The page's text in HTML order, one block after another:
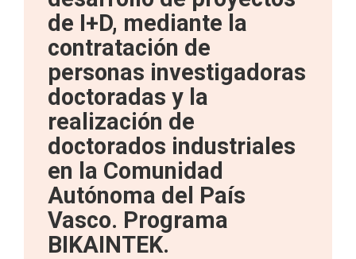
de I+D, mediante la
contratación de
personas investigadoras
doctoradas y la
realización de
doctorados industriales
en la Comunidad
Autónoma del País
Vasco. Programa
BIKAINTEK.